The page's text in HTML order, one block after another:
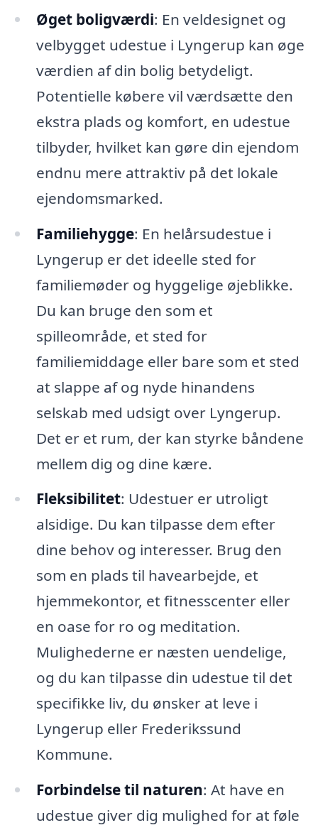
Øget boligværdi: En veldesignet og
velbygget udestue i Lyngerup kan øge
værdien af din bolig betydeligt.
Potentielle købere vil værdsætte den
ekstra plads og komfort, en udestue
tilbyder, hvilket kan gøre din ejendom
endnu mere attraktiv på det lokale
ejendomsmarked.
Familiehygge: En helårsudestue i
Lyngerup er det ideelle sted for
familiemøder og hyggelige øjeblikke.
Du kan bruge den som et
spilleområde, et sted for
familiemiddage eller bare som et sted
at slappe af og nyde hinandens
selskab med udsigt over Lyngerup.
Det er et rum, der kan styrke båndene
mellem dig og dine kære.
Fleksibilitet: Udestuer er utroligt
alsidige. Du kan tilpasse dem efter
dine behov og interesser. Brug den
som en plads til havearbejde, et
hjemmekontor, et fitnesscenter eller
en oase for ro og meditation.
Mulighederne er næsten uendelige,
og du kan tilpasse din udestue til det
specifikke liv, du ønsker at leve i
Lyngerup eller Frederikssund
Kommune.
Forbindelse til naturen: At have en
udestue giver dig mulighed for at føle